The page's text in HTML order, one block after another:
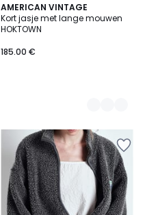
AMERICAN VINTAGE
Kort jasje met lange mouwen
HOKTOWN
185.00 €
4
Kleuren